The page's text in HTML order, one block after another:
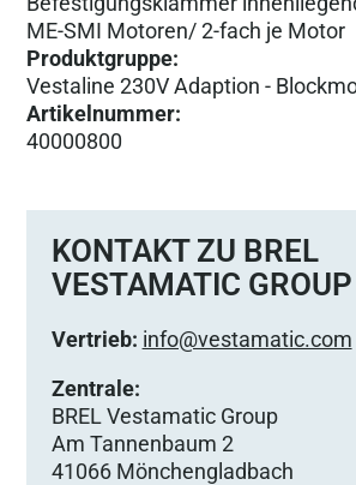
ME-SMI Motoren/ 2-fach je Motor
Produktgruppe:
Vestaline 230V Adaption -
Artikelnummer:
40000800
KONTAKT ZU BREL
VESTAMATIC GROUP
Vertrieb: info@vestamatic.com
Zentrale:
BREL Vestamatic Group
Am Tannenbaum 2
41066 Mönchengladbach